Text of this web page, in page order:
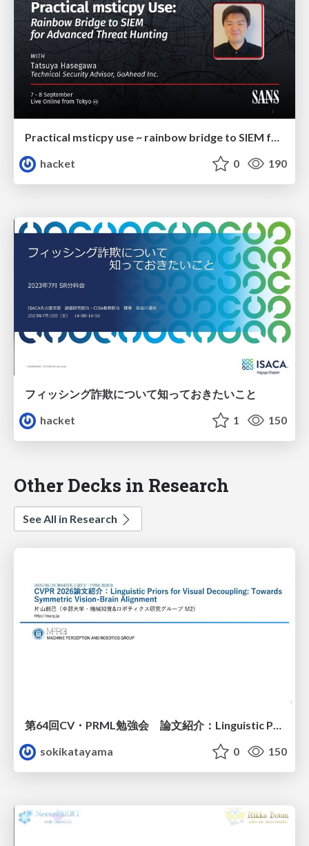
Practical msticpy use ~ rainbow bridge to SIEM for advanced threat hunting ~
hacket
0 190
フィッシング詐欺について知っておきたいこと
hacket
1 150
Other Decks in Research
See All in Research
sokikatayama
0 150